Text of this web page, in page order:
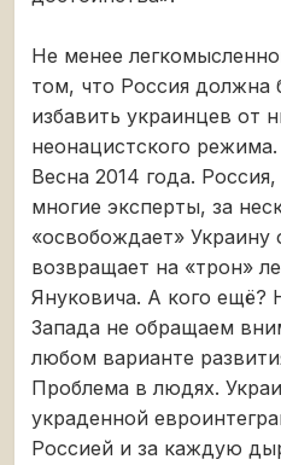
Не менее
том, что Россия должна
избавить украинцев от
неонацистского
Весна 2014 года.
многие эксперты, за
«освобождает» Украину
возвращает на «трон»
Януковича. А кого ещё?
Запада не обращаем
любом варианте
Проблема в людях.
украденной
Россией и за каждую